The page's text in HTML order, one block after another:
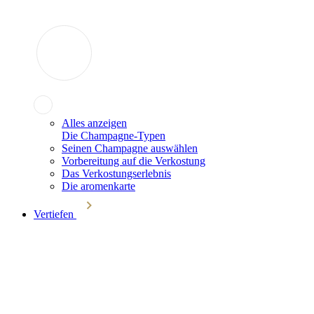
Alles anzeigen
Die Champagne-Typen
Seinen Champagne auswählen
Vorbereitung auf die Verkostung
Das Verkostungserlebnis
Die aromenkarte
Vertiefen